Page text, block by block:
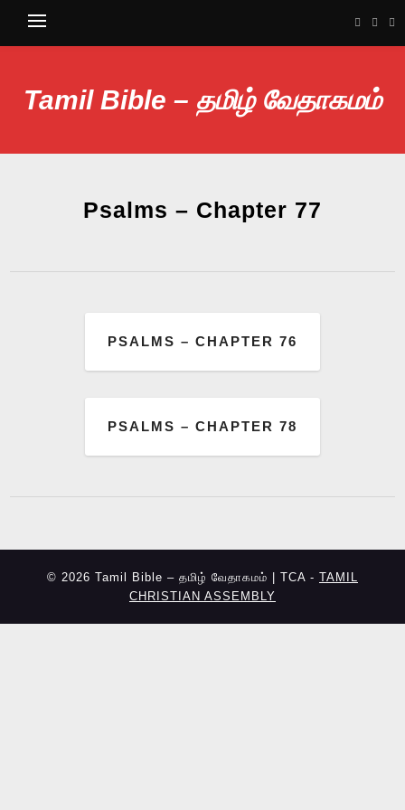
Tamil Bible – தமிழ் வேதாகமம்
Psalms – Chapter 77
PSALMS – CHAPTER 76
PSALMS – CHAPTER 78
© 2026 Tamil Bible – தமிழ் வேதாகமம் | TCA - TAMIL
CHRISTIAN ASSEMBLY